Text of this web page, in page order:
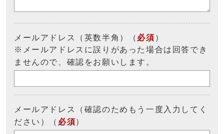
メールアドレス（英数半角）（ 必須 ）
※メールアドレスに誤りがあった場合は回答でき
ませんので、確認をお願いします。
メールアドレス（確認のためもう一度入力してく
ださい）（ 必須）